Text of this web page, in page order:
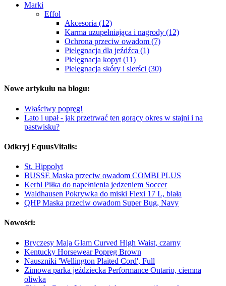
Marki
Effol
Akcesoria (12)
Karma uzupełniająca i nagrody (12)
Ochrona przeciw owadom (7)
Pielęgnacja dla jeźdźca (1)
Pielęgnacja kopyt (11)
Pielęgnacja skóry i sierści (30)
Nowe artykułu na blogu:
Właściwy popręg!
Lato i upał - jak przetrwać ten gorący okres w stajni i na
pastwisku?
Odkryj EquusVitalis:
St. Hippolyt
BUSSE Maska przeciw owadom COMBI PLUS
Kerbl Piłka do napełnienia jedzeniem Soccer
Waldhausen Pokrywka do miski Flexi 17 L, biała
QHP Maska przeciw owadom Super Bug, Navy
Nowości:
Bryczesy Maja Glam Curved High Waist, czarny
Kentucky Horsewear Popręg Brown
Nauszniki 'Wellington Plaited Cord', Full
Zimowa parka jeździecka Performance Ontario, ciemna
oliwka